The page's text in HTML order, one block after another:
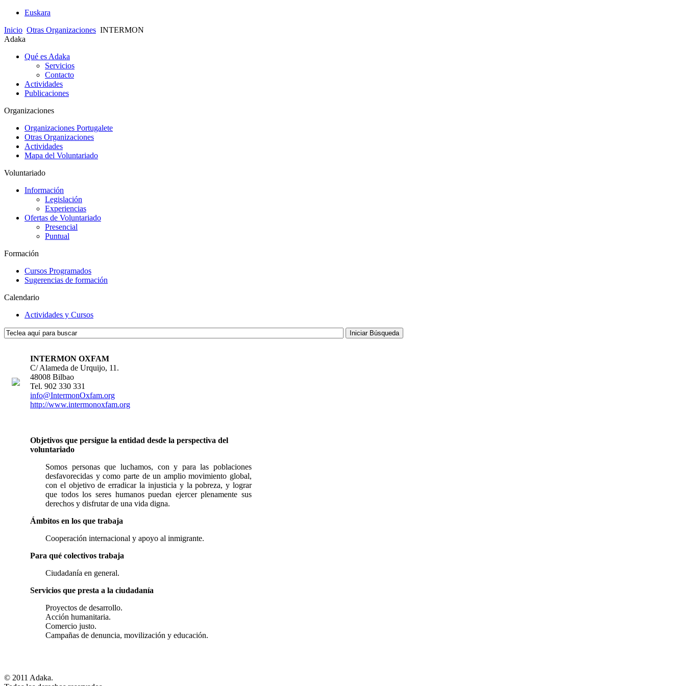
Euskara
Inicio Otras Organizaciones INTERMON
Adaka
Qué es Adaka
Servicios
Contacto
Actividades
Publicaciones
Organizaciones
Organizaciones Portugalete
Otras Organizaciones
Actividades
Mapa del Voluntariado
Voluntariado
Información
Legislación
Experiencias
Ofertas de Voluntariado
Presencial
Puntual
Formación
Cursos Programados
Sugerencias de formación
Calendario
Actividades y Cursos
INTERMON OXFAM
C/ Alameda de Urquijo, 11.
48008 Bilbao
Tel. 902 330 331
info@IntermonOxfam.org
http://www.intermonoxfam.org
Objetivos que persigue la entidad desde la perspectiva del
voluntariado
Somos personas que luchamos, con y para las poblaciones
desfavorecidas y como parte de un amplio movimiento global,
con el objetivo de erradicar la injusticia y la pobreza, y lograr
que todos los seres humanos puedan ejercer plenamente sus
derechos y disfrutar de una vida digna.
Ámbitos en los que trabaja
Cooperación internacional y apoyo al inmigrante.
Para qué colectivos trabaja
Ciudadanía en general.
Servicios que presta a la ciudadanía
Proyectos de desarrollo.
Acción humanitaria.
Comercio justo.
Campañas de denuncia, movilización y educación.
© 2011 Adaka.